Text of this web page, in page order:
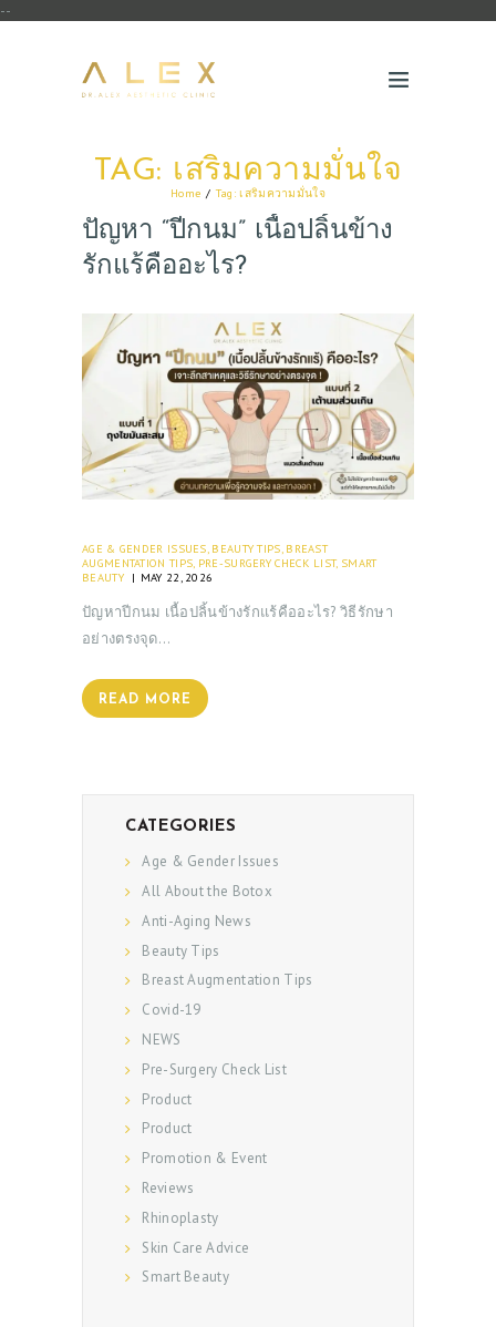
--
TAG: เสริมความมั่นใจ
Home Tag: เสริมความมั่นใจ
ปัญหา “ปีกนม” เนื้อปลิ้นข้าง
รักแร้คืออะไร?
AGE & GENDER ISSUES, BEAUTY TIPS, BREAST
AUGMENTATION TIPS, PRE-SURGERY CHECK LIST, SMART
BEAUTY
MAY 22, 2026
ปัญหาปีกนม เนื้อปลิ้นข้างรักแร้คืออะไร? วิธีรักษา
อย่างตรงจุด…
READ MORE
CATEGORIES
Age & Gender Issues
All About the Botox
Anti-Aging News
Beauty Tips
Breast Augmentation Tips
Covid-19
NEWS
Pre-Surgery Check List
Product
Product
Promotion & Event
Reviews
Rhinoplasty
Skin Care Advice
Smart Beauty